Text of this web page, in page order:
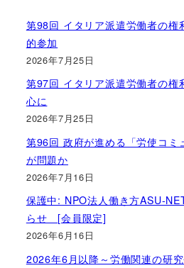
第98回 イタリア派遣労働者の権
的参加
2026年7月25日
第97回 イタリア派遣労働者の権
心に
2026年7月25日
第96回 政府が進める「労使コミ
が問題か
2026年7月16日
保護中: NPO法人働き方ASU-
らせ [会員限定]
2026年6月16日
2026年6月以降～労働関連の研